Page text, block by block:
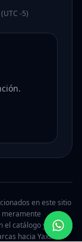
-5)
en este sitio
meramente
el catálogo y no
hacia Yaxa.